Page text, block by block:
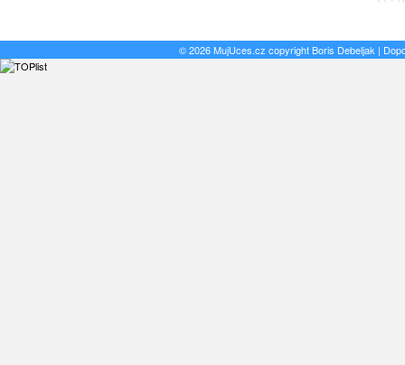
© 2026 MujUces.cz copyrightBoris Debeljak |